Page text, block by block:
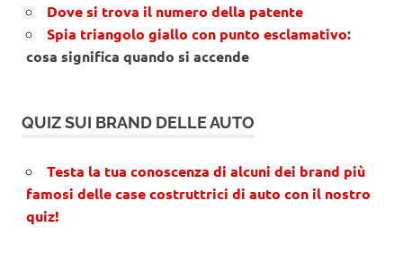
Dove si trova il numero della patente
Spia triangolo giallo con punto esclamativo:
cosa significa quando si accende
QUIZ SUI BRAND DELLE AUTO
Testa la tua conoscenza di alcuni dei brand più
famosi delle case costruttrici di auto con il nostro
quiz!